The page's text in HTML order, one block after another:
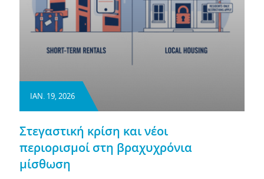
ΙΑΝ. 19, 2026
Στεγαστική κρίση και νέοι
περιορισμοί στη βραχυχρόνια
μίσθωση